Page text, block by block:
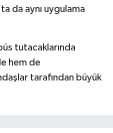
da aynı uygulama
tutacaklarında
hem de
tarafından büyük